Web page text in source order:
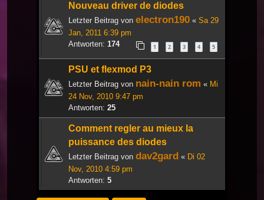
Nouveau driver de diodes
Letzter Beitrag von electron190 « Sa 29
Jan, 2011 6:39 pm
Antworten: 174 1 2 3 4 5
PSU et flexmod P3
Letzter Beitrag von nain-nain rom « Mi
24 Nov, 2010 9:47 pm
Antworten: 25
Comment regler au mieux la
puissance des diodes
Letzter Beitrag von dav2gard « Di 02
Nov, 2010 4:59 pm
Antworten: 5